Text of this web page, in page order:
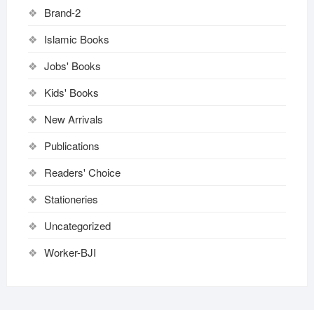
Brand-2
Islamic Books
Jobs' Books
Kids' Books
New Arrivals
Publications
Readers' Choice
Stationeries
Uncategorized
Worker-BJI